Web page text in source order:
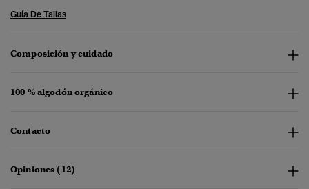
Guía De Tallas
Composición y cuidado
100 % algodón orgánico
Contacto
Opiniones (12)